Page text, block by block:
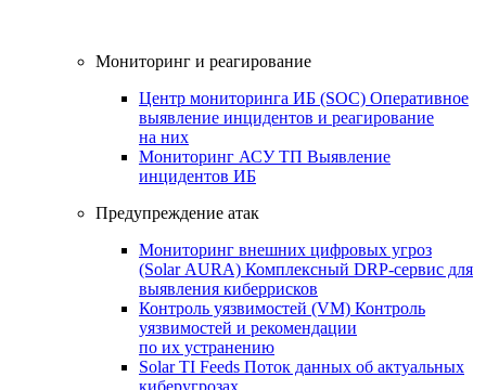
Мониторинг и реагирование
Центр мониторинга ИБ (SOC) Оперативное
выявление инцидентов и реагирование
на них
Мониторинг АСУ ТП Выявление
инцидентов ИБ
Предупреждение атак
Мониторинг внешних цифровых угроз
(Solar AURA) Комплексный DRP-сервис для
выявления киберрисков
Контроль уязвимостей (VM) Контроль
уязвимостей и рекомендации
по их устранению
Solar TI Feeds Поток данных об актуальных
киберугрозах